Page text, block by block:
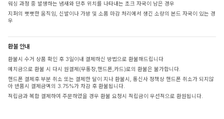
워싱 과정 중 발생하는 냄새와 단추 위치를 나타내는 초크 자국이 남은 경우
지퍼의 뻣뻣한 움직임, 신발이나 가방 및 소품 마감 처리에서 생긴 소량의 본드 자국이 있는 경
우
환불 안내
환불시 수거 상품 확인 후 3일이내 결제하신 방법으로 환불해드립니다
예치금으로 환불 시 다시 원결제(무통장,핸드폰,카드)로의 환불은 불가합니다.
핸드폰 결제후 부분 취소 또는 결제한 달이 지나 환불시, 통신사 정책상 핸드폰 취소가 되지않
아 반품시 결제금액의 3.75%가 차감 후 환불됩니다.
적립금과 복합 결제하여 주문하였을 경우 환불 요청시 적립금이 우선적으로 환원됩니다.